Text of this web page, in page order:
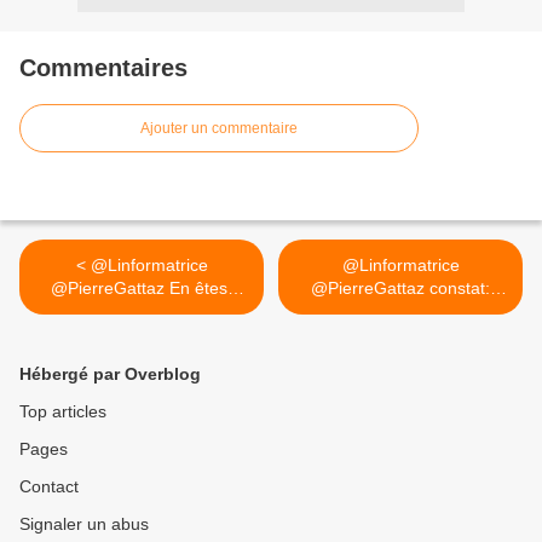
Commentaires
Ajouter un commentaire
< @Linformatrice
@PierreGattaz En êtes-
vous...
@Linformatrice
@PierreGattaz constat:
facile de se... >
Hébergé par Overblog
Top articles
Pages
Contact
Signaler un abus